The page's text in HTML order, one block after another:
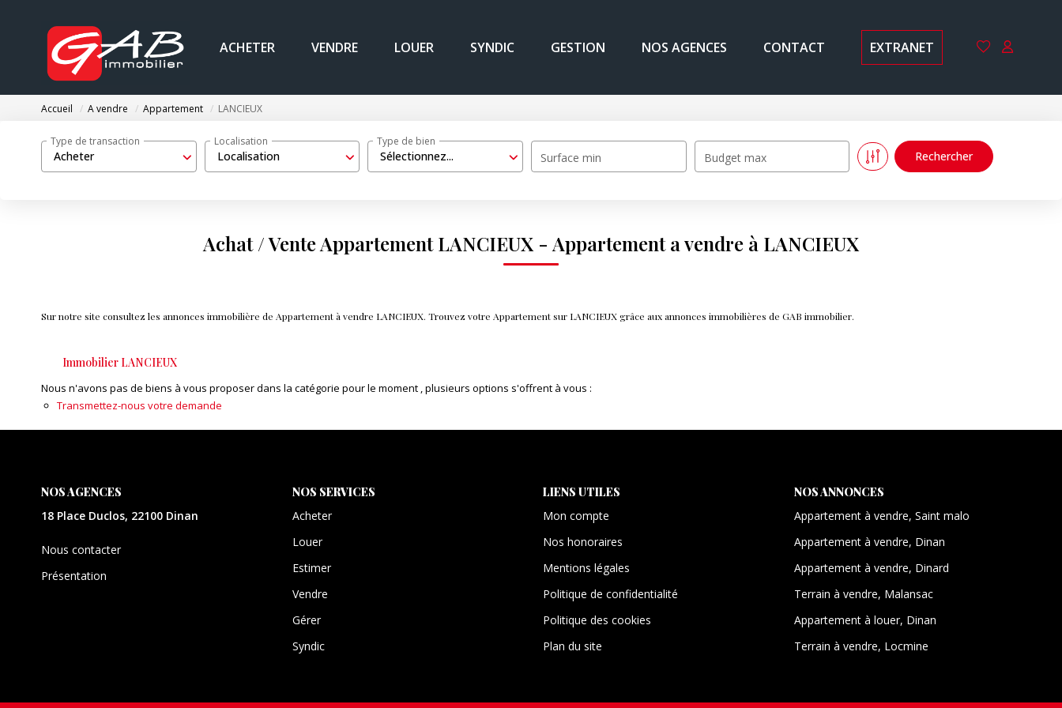
ACHETER VENDRE LOUER SYNDIC GESTION NOS AGENCES CONTACT EXTRANET
Accueil A vendre Appartement LANCIEUX
Acheter
Type de transaction
Localisation
Localisation
Sélectionnez...
Type de bien
Surface min Budget max
Achat / Vente Appartement LANCIEUX - Appartement a vendre à LANCIEUX
Sur notre site consultez les annonces immobilière de Appartement à vendre LANCIEUX. Trouvez votre Appartement sur LANCIEUX grâce aux annonces immobilières de GAB immobilier.
Immobilier LANCIEUX
Nous n'avons pas de biens à vous proposer dans la catégorie pour le moment , plusieurs options s'offrent à vous :
Transmettez-nous votre demande
NOS AGENCES
18 Place Duclos, 22100 Dinan
Nous contacter
Présentation
NOS SERVICES
Acheter
Louer
Estimer
Vendre
Gérer
Syndic
LIENS UTILES
Mon compte
Nos honoraires
Mentions légales
Politique de confidentialité
Politique des cookies
Plan du site
NOS ANNONCES
Appartement à vendre, Saint malo
Appartement à vendre, Dinan
Appartement à vendre, Dinard
Terrain à vendre, Malansac
Appartement à louer, Dinan
Terrain à vendre, Locmine